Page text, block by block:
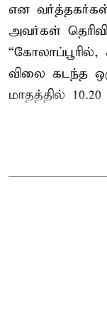
என வர்த்தகர்கள்
அவர்கள்
விலை கடந்த
மாதத்தில்